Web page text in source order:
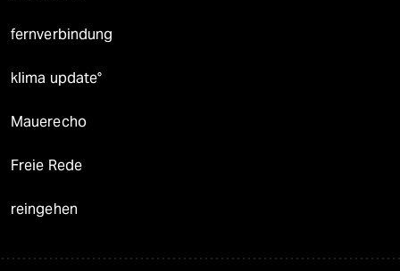
fernverbindung
klima update°
Mauerecho
Freie Rede
reingehen